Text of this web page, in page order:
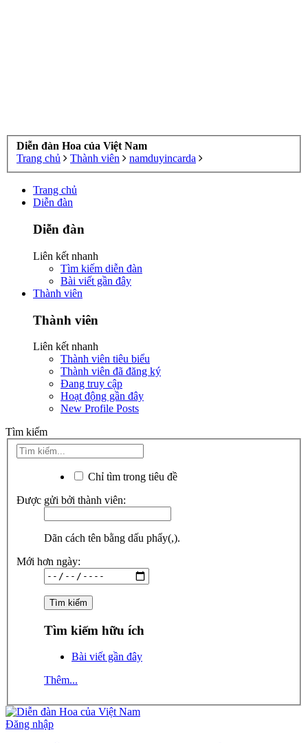
Diễn đàn Hoa của Việt Nam
Trang chủ
Thành viên namduyincarda
Trang chủ
Diễn đàn
Diễn đàn
Liên kết nhanh
Tìm kiếm diễn đàn
Bài viết gần đây
Thành viên
Thành viên
Liên kết nhanh
Thành viên tiêu biểu
Thành viên đã đăng ký
Đang truy cập
Hoạt động gần đây
New Profile Posts
Tìm kiếm
Chỉ tìm trong tiêu đề
Được gửi bởi thành viên:
Dãn cách tên bằng dấu phẩy(,).
Mới hơn ngày:
Tìm kiếm hữu ích
Bài viết gần đây
Thêm...
Đăng nhập